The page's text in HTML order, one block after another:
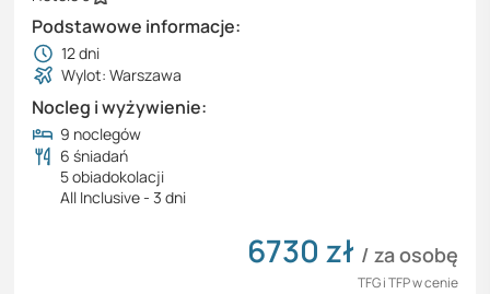
Podstawowe informacje:
12dni
Wylot: Warszawa
Nocleg i wyżywienie:
9 noclegów
6 śniadań
5 obiadokolacji
All Inclusive - 3 dni
6730 zł / za osobę
TFG i TFP w cenie